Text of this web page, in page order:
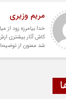
مریم وزیری
خدا بیامرزه زود از
کاش آثار بیشتری
شد ممنون از